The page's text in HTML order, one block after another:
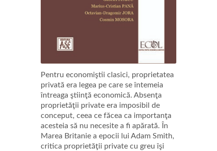
Pentru economiştii clasici, proprietatea
privată era legea pe care se întemeia
întreaga ştiinţă economică. Absenţa
proprietăţii private era imposibil de
conceput, ceea ce făcea ca importanţa
acesteia să nu necesite a fi apărată. În
Marea Britanie a epocii lui Adam Smith,
critica proprietăţii private cu greu îşi